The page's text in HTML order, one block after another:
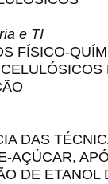
e TI
FÍSICO-
DAS
AÇÚCAR,
DE